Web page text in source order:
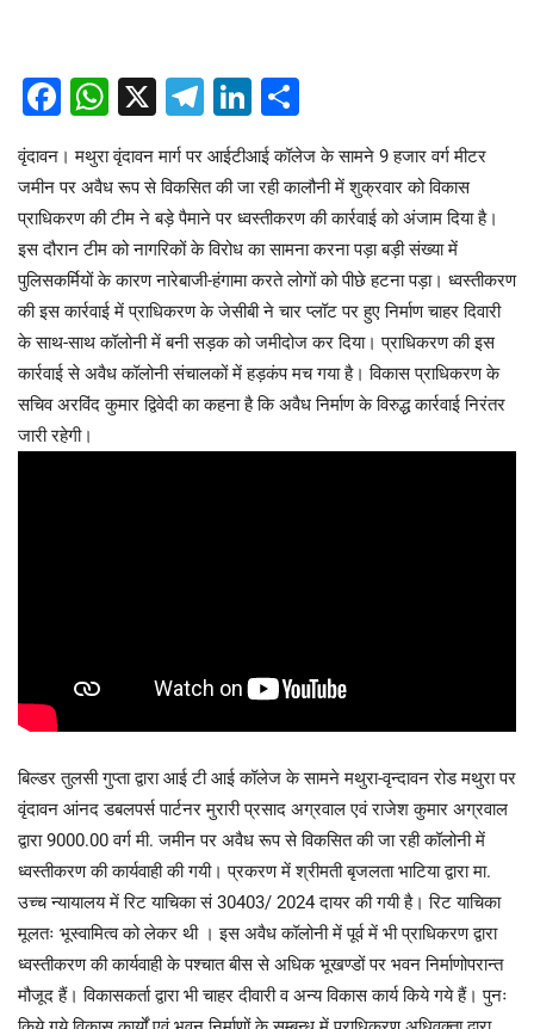
Facebook
WhatsApp
X Telegram
LinkedIn
वृंदावन। मथुरा वृंदावन मार्ग पर आईटीआई कॉलेज के सामने 9 हजार वर्ग मीटर
जमीन पर अवैध रूप से विकसित की जा रही कालौनी में शुक्रवार को विकास
प्राधिकरण की टीम ने बड़े पैमाने पर ध्वस्तीकरण की कार्रवाई को अंजाम दिया है।
इस दौरान टीम को नागरिकों के विरोध का सामना करना पड़ा बड़ी संख्या में
पुलिसकर्मियों के कारण नारेबाजी-हंगामा करते लोगों को पीछे हटना पड़ा। ध्वस्तीकरण
की इस कार्रवाई में प्राधिकरण के जेसीबी ने चार प्लॉट पर हुए निर्माण चाहर दिवारी
के साथ-साथ कॉलोनी में बनी सड़क को जमीदोज कर दिया। प्राधिकरण की इस
कार्रवाई से अवैध कॉलोनी संचालकों में हड़कंप मच गया है। विकास प्राधिकरण के
सचिव अरविंद कुमार द्विवेदी का कहना है कि अवैध निर्माण के विरुद्ध कार्रवाई निरंतर
जारी रहेगी।
बिल्डर तुलसी गुप्ता द्वारा आई टी आई कॉलेज के सामने मथुरा-वृन्दावन रोड मथुरा पर
वृंदावन आंनद डबलपर्स पार्टनर मुरारी प्रसाद अग्रवाल एवं राजेश कुमार अग्रवाल
द्वारा 9000.00 वर्ग मी. जमीन पर अवैध रूप से विकसित की जा रही कॉलोनी में
ध्वस्तीकरण की कार्यवाही की गयी। प्रकरण में श्रीमती बृजलता भाटिया द्वारा मा.
उच्च न्यायालय में रिट याचिका सं 30403/ 2024 दायर की गयी है। रिट याचिका
मूलतः भूस्वामित्व को लेकर थी । इस अवैध कॉलोनी में पूर्व में भी प्राधिकरण द्वारा
ध्वस्तीकरण की कार्यवाही के पश्चात बीस से अधिक भूखण्डों पर भवन निर्माणोपरान्त
मौजूद हैं। विकासकर्ता द्वारा भी चाहर दीवारी व अन्य विकास कार्य किये गये हैं। पुनः